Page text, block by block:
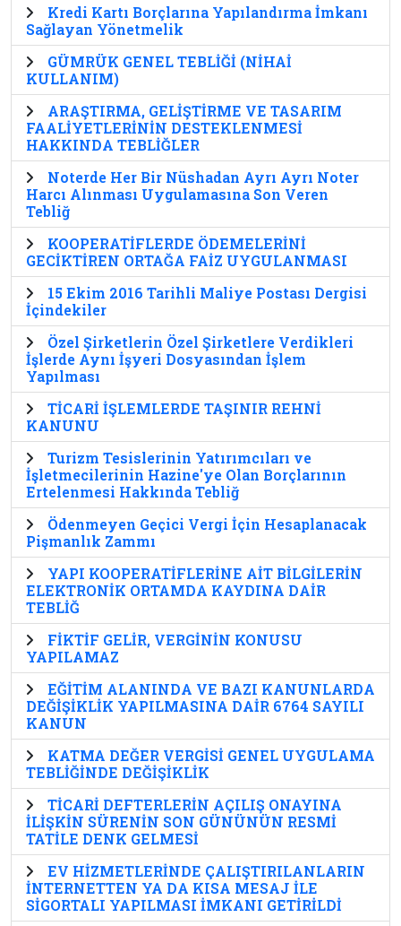
Kredi Kartı Borçlarına Yapılandırma İmkanı
Sağlayan Yönetmelik
GÜMRÜK GENEL TEBLİĞİ (NİHAİ
KULLANIM)
ARAŞTIRMA, GELİŞTİRME VE TASARIM
FAALİYETLERİNİN DESTEKLENMESİ
HAKKINDA TEBLİĞLER
Noterde Her Bir Nüshadan Ayrı Ayrı Noter
Harcı Alınması Uygulamasına Son Veren
Tebliğ
KOOPERATİFLERDE ÖDEMELERİNİ
GECİKTİREN ORTAĞA FAİZ UYGULANMASI
15 Ekim 2016 Tarihli Maliye Postası Dergisi
İçindekiler
Özel Şirketlerin Özel Şirketlere Verdikleri
İşlerde Aynı İşyeri Dosyasından İşlem
Yapılması
TİCARİ İŞLEMLERDE TAŞINIR REHNİ
KANUNU
Turizm Tesislerinin Yatırımcıları ve
İşletmecilerinin Hazine'ye Olan Borçlarının
Ertelenmesi Hakkında Tebliğ
Ödenmeyen Geçici Vergi İçin Hesaplanacak
Pişmanlık Zammı
YAPI KOOPERATİFLERİNE AİT BİLGİLERİN
ELEKTRONİK ORTAMDA KAYDINA DAİR
TEBLİĞ
FİKTİF GELİR, VERGİNİN KONUSU
YAPILAMAZ
EĞİTİM ALANINDA VE BAZI KANUNLARDA
DEĞİŞİKLİK YAPILMASINA DAİR 6764 SAYILI
KANUN
KATMA DEĞER VERGİSİ GENEL UYGULAMA
TEBLİĞİNDE DEĞİŞİKLİK
TİCARİ DEFTERLERİN AÇILIŞ ONAYINA
İLİŞKİN SÜRENİN SON GÜNÜNÜN RESMİ
TATİLE DENK GELMESİ
EV HİZMETLERİNDE ÇALIŞTIRILANLARIN
İNTERNETTEN YA DA KISA MESAJ İLE
SİGORTALI YAPILMASI İMKANI GETİRİLDİ